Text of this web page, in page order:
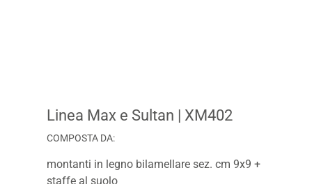
Linea Max e Sultan | XM402
COMPOSTA DA:
montanti in legno bilamellare sez. cm 9x9 +
staffe al suolo